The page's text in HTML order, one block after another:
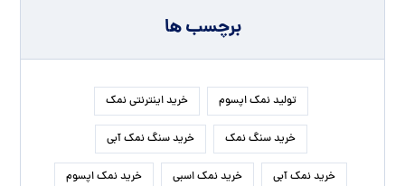
برچسب ها
تولید نمک اپسوم خرید اینترنتی نمک
خرید سنگ نمک خرید سنگ نمک آبی
خرید نمک آبی خرید نمک اسبی خرید نمک اپسوم